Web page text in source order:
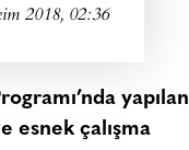
2018, 02:36
yapılan
esnek çalışma